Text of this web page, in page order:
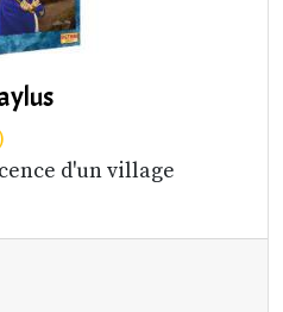
d'un village